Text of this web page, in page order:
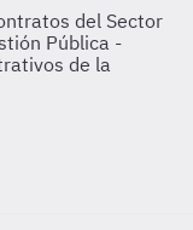
del Sector
Pública -
de la